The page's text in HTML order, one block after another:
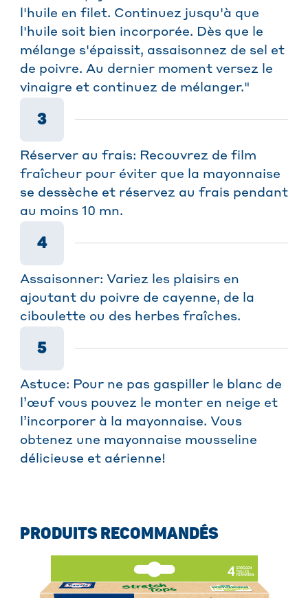
l'huile en filet. Continuez jusqu'à que
l'huile soit bien incorporée. Dès que le
mélange s'épaissit, assaisonnez de sel et
de poivre. Au dernier moment versez le
vinaigre et continuez de mélanger."
3
Réserver au frais: Recouvrez de film
fraîcheur pour éviter que la mayonnaise
se dessèche et réservez au frais pendant
au moins 10 mn.
4
Assaisonner: Variez les plaisirs en
ajoutant du poivre de cayenne, de la
ciboulette ou des herbes fraîches.
5
Astuce: Pour ne pas gaspiller le blanc de
l’œuf vous pouvez le monter en neige et
l’incorporer à la mayonnaise. Vous
obtenez une mayonnaise mousseline
délicieuse et aérienne!
PRODUITS RECOMMANDÉS